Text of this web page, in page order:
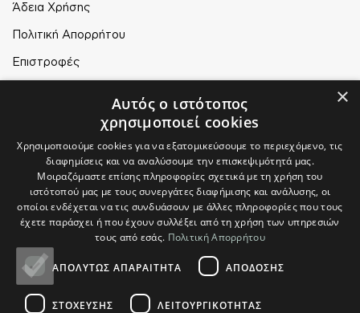
Άδεια Χρήσης
Πολιτική Απορρήτου
Επιστροφές
Ο ΛΟΓΑΡΙΑΣΜΟΣ ΜΟΥ
Ο Λογαριασμός μου
Τρόποι Παραγγελίας
Τρόποι Αποστολής
Τρόποι Πληρωμής
© Plikas Home 2026
×
Αυτός ο ιστότοπος
χρησιμοποιεί cookies
Χρησιμοποιούμε cookies για να εξατομικεύσουμε το περιεχόμενο, τις
διαφημίσεις και να αναλύσουμε την επισκεψιμότητά μας.
Μοιραζόμαστε επίσης πληροφορίες σχετικά με τη χρήση του
ιστότοπού μας με τους συνεργάτες διαφήμισης και ανάλυσης, οι
οποίοι ενδέχεται να τις συνδυάσουν με άλλες πληροφορίες που τους
έχετε παράσχει ή που έχουν συλλέξει από τη χρήση των υπηρεσιών
τους από εσάς. Πολιτική Απορρήτου
ΑΠΟΛΎΤΩΣ ΑΠΑΡΑΊΤΗΤΑ ΑΠΌΔΟΣΗΣ
ΣΤΌΧΕΥΣΗΣ ΛΕΙΤΟΥΡΓΙΚΌΤΗΤΑΣ